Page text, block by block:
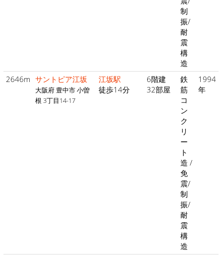
制
振/
耐
震
構
造
2646m サントピア江坂
大阪府 豊中市 小曽
根 3丁目14-17
江坂駅
徒歩14分
6階建
32部屋
鉄
筋
コ
ン
ク
リ
ー
ト
造 /
免
震/
制
振/
耐
震
構
造
1994
年